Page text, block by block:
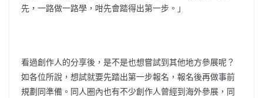
先，一路做一路學，咁先會踏得出第一步。」
看過創作人的分享後，是不是也想嘗試到其他地方參展呢？
如各位所說，想試就要先踏出第一步報名，報名後再做事前
規劃同準備。同人圈內也有不少創作人曾經到海外參展，同